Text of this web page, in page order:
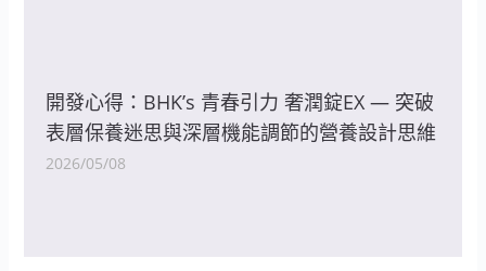
開發心得：BHK’s 青春引力 奢潤錠EX — 突破
表層保養迷思與深層機能調節的營養設計思維
2026/05/08